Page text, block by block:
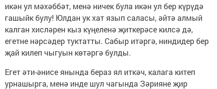
икән ул мәхәббәт, менә ничек була икән ул бер күрүдә
гашыйк булу! Юлдан ук хат язып саласы, әйтә алмый
калган хисләрен кыз күңеленә җиткерәсе килсә дә,
егетне нәрсәдер туктатты. Сабыр итәргә, ниндидер бер
җай килеп чыгуын көтәргә булды.
Егет әти-әнисе янында бераз ял иткәч, калага китеп
урнашырга, менә инде шул чагында Зәрияне җир